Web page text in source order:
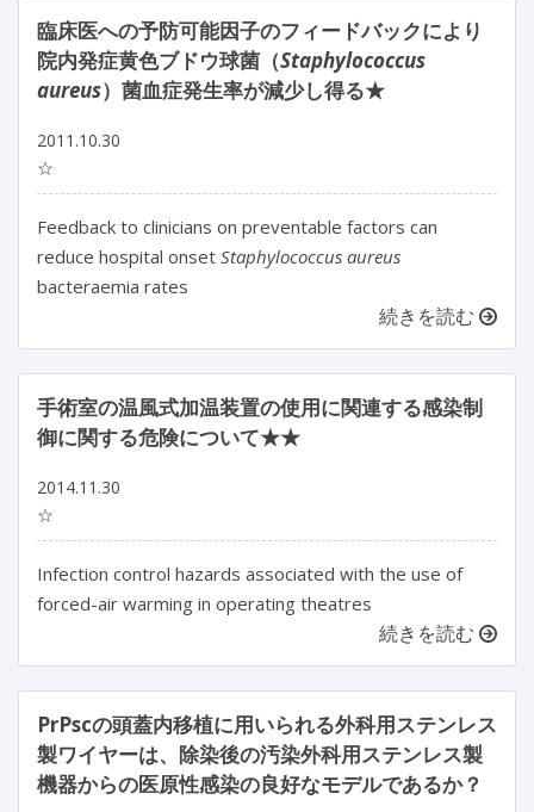
臨床医への予防可能因子のフィードバックにより
院内発症黄色ブドウ球菌（Staphylococcus
aureus）菌血症発生率が減少し得る★
2011.10.30
☆
Feedback to clinicians on preventable factors can
reduce hospital onset Staphylococcus aureus
bacteraemia rates
続きを読む
手術室の温風式加温装置の使用に関連する感染制
御に関する危険について★★
2014.11.30
☆
Infection control hazards associated with the use of
forced-air warming in operating theatres
続きを読む
PrPscの頭蓋内移植に用いられる外科用ステンレス
製ワイヤーは、除染後の汚染外科用ステンレス製
機器からの医原性感染の良好なモデルであるか？